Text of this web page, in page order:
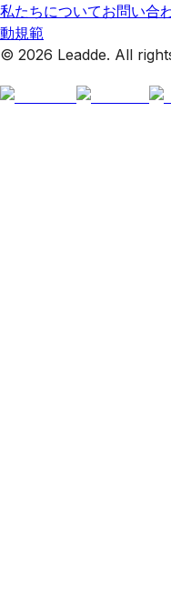
私たちについてお問い合
動規範
© 2026 Leadde. All